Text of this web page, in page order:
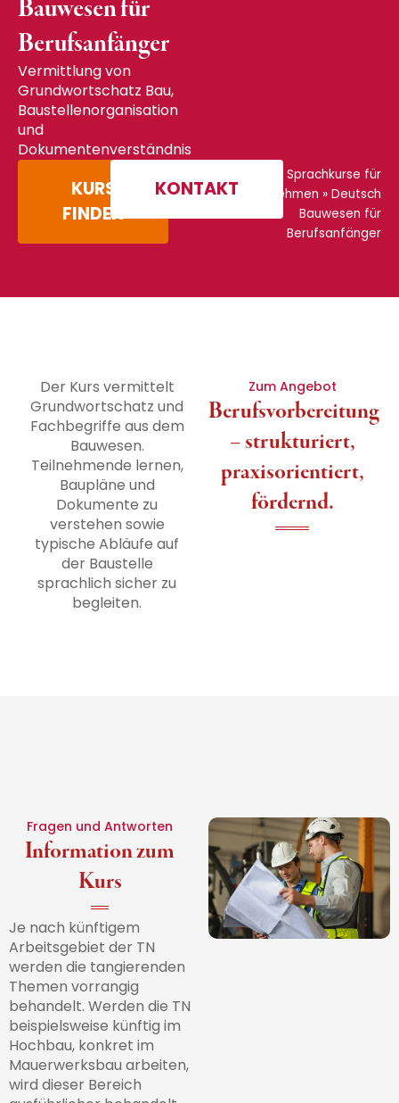
Bauwesen für
Berufsanfänger
Vermittlung von
Grundwortschatz Bau,
Baustellenorganisation
und
Dokumentenverständnis
KURS
FINDEN
KONTAKT
Sprachkurse für
Unternehmen » Deutsch
Bauwesen für
Berufsanfänger
Zum Angebot
Berufsvorbereitung
– strukturiert,
praxisorientiert,
fördernd.
Der Kurs vermittelt
Grundwortschatz und
Fachbegriffe aus dem
Bauwesen.
Teilnehmende lernen,
Baupläne und
Dokumente zu
verstehen sowie
typische Abläufe auf
der Baustelle
sprachlich sicher zu
begleiten.
Fragen und Antworten
Information zum
Kurs
Je nach künftigem
Arbeitsgebiet der TN
werden die tangierenden
Themen vorrangig
behandelt. Werden die TN
beispielsweise künftig im
Hochbau, konkret im
Mauerwerksbau arbeiten,
wird dieser Bereich